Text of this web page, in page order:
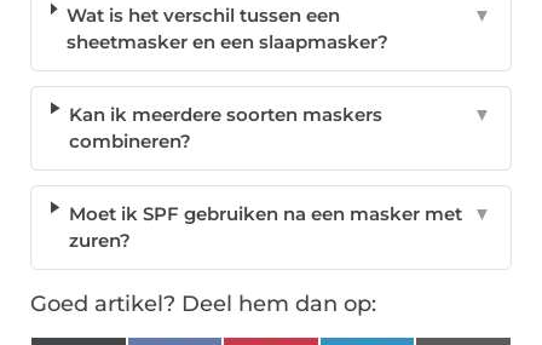
Wat is het verschil tussen een
sheetmasker en een slaapmasker?
▼
Kan ik meerdere soorten maskers
combineren?
▼
Moet ik SPF gebruiken na een masker met
zuren?
▼
Goed artikel? Deel hem dan op: